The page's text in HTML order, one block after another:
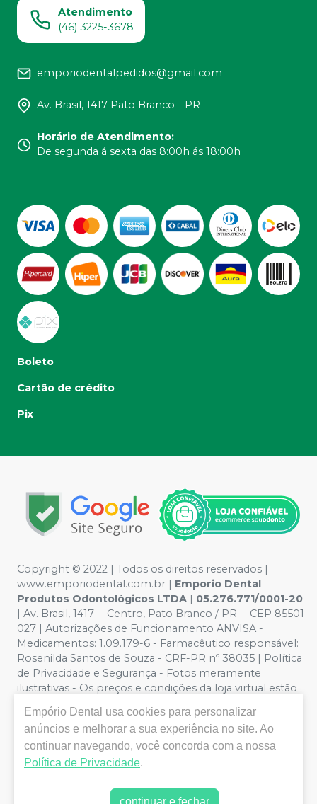
Atendimento
(46) 3225-3678
emporiodentalpedidos@gmail.com
Av. Brasil, 1417 Pato Branco - PR
Horário de Atendimento:
De segunda á sexta das 8:00h ás 18:00h
Boleto
Cartão de crédito
Pix
Copyright © 2022 | Todos os direitos reservados |
www.emporiodental.com.br | Emporio Dental
Produtos Odontológicos LTDA | 05.276.771/0001-20
| Av. Brasil, 1417 - Centro, Pato Branco / PR - CEP 85501-
027 | Autorizações de Funcionamento ANVISA -
Medicamentos: 1.09.179-6 - Farmacêutico responsável:
Rosenilda Santos de Souza - CRF-PR nº 38035 | Política
de Privacidade e Segurança - Fotos meramente
ilustrativas - Os preços e condições da loja virtual estão
no site, o valor válido é o do Carrinho de Compra. Não
vendemos por atacado, por isso nos reservamos o
direito de não atender compras de grandes volumes
pelo site.
Empório Dental usa cookies para personalizar
anúncios e melhorar a sua experiência no site. Ao
continuar navegando, você concorda com a nossa
Política de Privacidade.
continuar e fechar